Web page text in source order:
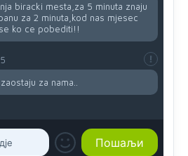
biracki mesta,za 5 minuta znaju
za 2 minuta,kod nas mjesec
ko ce pobediti!!
za nama..